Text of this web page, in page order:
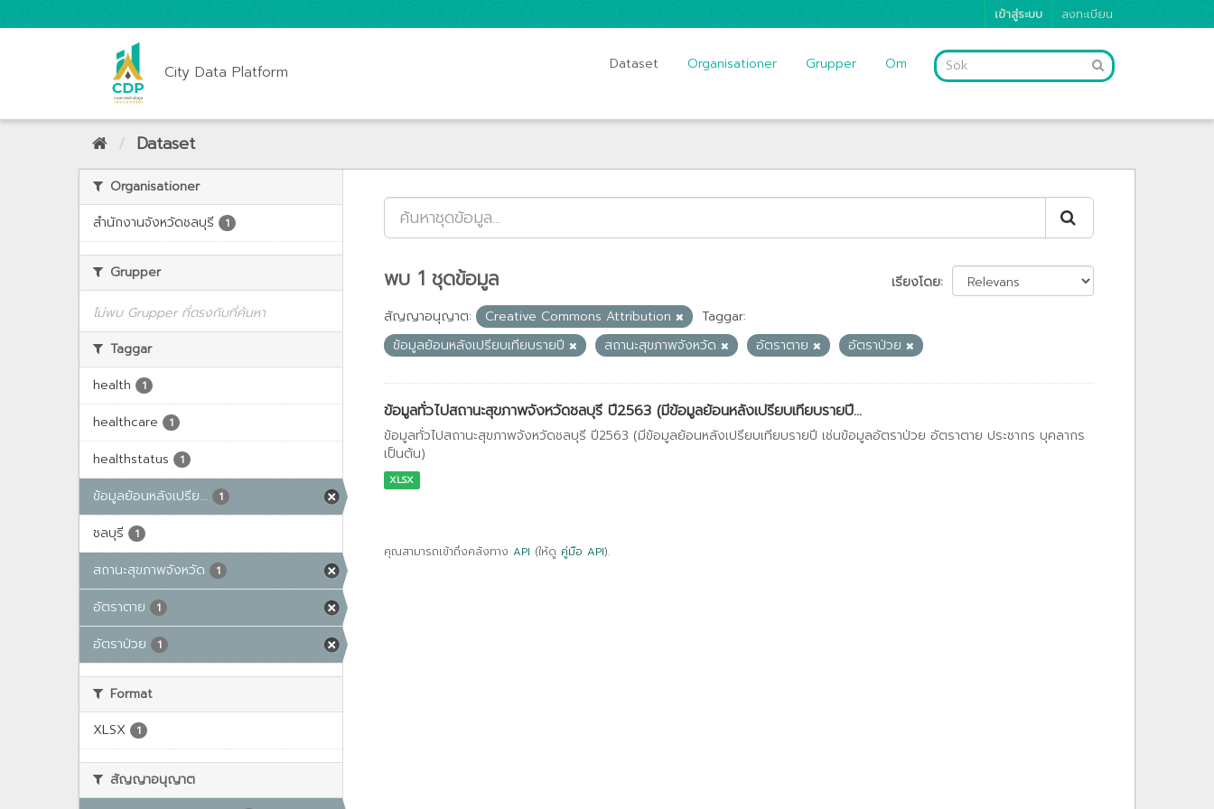
เข้าสู่ระบบ ลงทะเบียน
City Data Platform Dataset Organisationer Grupper Om
Dataset
Organisationer
สำนักงานจังหวัดชลบุรี
1
Grupper
ไม่พบ Grupper ที่ตรงกับที่ค้นหา
Taggar
health
1
healthcare 1
healthstatus 1
ข้อมูลย้อนหลังเปรีย... 1
ชลบุรี 1
สถานะสุขภาพจังหวัด 1
อัตราตาย 1
อัตราป่วย 1
Format
XLSX
1
สัญญาอนุญาต
เรียงโดย
พบ 1 ชุดข้อมูล
สัญญาอนุญาต: Creative Commons Attribution
Taggar:
ข้อมูลย้อนหลังเปรียบเทียบรายปี
สถานะสุขภาพจังหวัด อัตราตาย อัตราป่วย
ข้อมูลทั่วไปสถานะสุขภาพจังหวัดชลบุรี ปี2563 (มีข้อมูลย้อนหลังเปรียบเทียบรายปี...
ข้อมูลทั่วไปสถานะสุขภาพจังหวัดชลบุรี ปี2563 (มีข้อมูลย้อนหลังเปรียบเทียบรายปี เช่นข้อมูลอัตราป่วย อัตราตาย ประชากร บุคลากร
เป็นต้น)
XLSX
คุณสามารถเข้าถึงคลังทาง API (ให้ดู คู่มือ API).